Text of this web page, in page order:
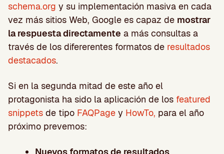
schema.org y su implementación masiva en cada
vez más sitios Web, Google es capaz de mostrar
la respuesta directamente a más consultas a
través de los difererentes formatos de resultados
destacados.
Si en la segunda mitad de este año el
protagonista ha sido la aplicación de los featured
snippets de tipo FAQPage y HowTo, para el año
próximo prevemos: